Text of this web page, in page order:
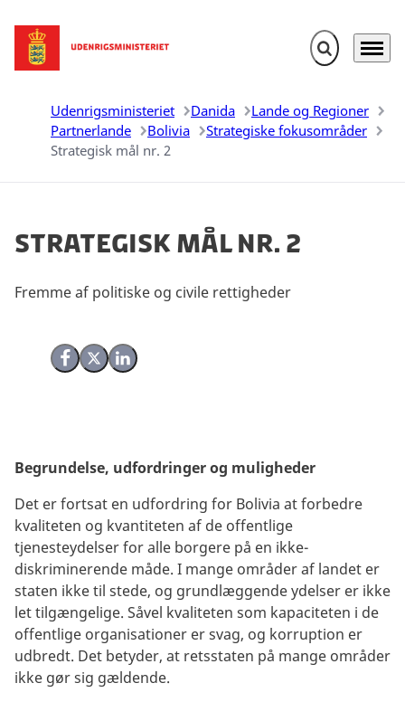
Gå til forsiden Fold søgefelt
Menu
Udenrigsministeriet Danida
Lande og Regioner
Partnerlande
Bolivia
Strategiske fokusområder
Strategisk mål nr. 2
Strategisk mål nr. 2
Del på Facebook
Del på X (Twitter)
Del på LinkedIn
Fremme af politiske og civile rettigheder
Begrundelse, udfordringer og muligheder
Det er fortsat en udfordring for Bolivia at forbedre
kvaliteten og kvantiteten af de offentlige
tjenesteydelser for alle borgere på en ikke-
diskriminerende måde. I mange områder af landet er
staten ikke til stede, og grundlæggende ydelser er ikke
let tilgængelige. Såvel kvaliteten som kapaciteten i de
offentlige organisationer er svag, og korruption er
udbredt. Det betyder, at retsstaten på mange områder
ikke gør sig gældende.